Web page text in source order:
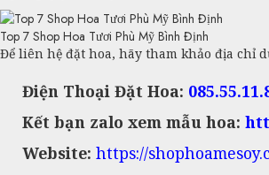
Top 7 Shop Hoa Tươi Phù Mỹ Bình Định
Để liên hệ đặt hoa, hãy tham khảo địa chỉ
Điện Thoại Đặt Hoa:
Kết bạn zalo xem mẫu hoa:
Website: https://